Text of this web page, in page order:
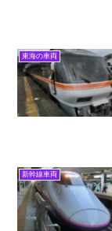
東海の車両
新幹線車両